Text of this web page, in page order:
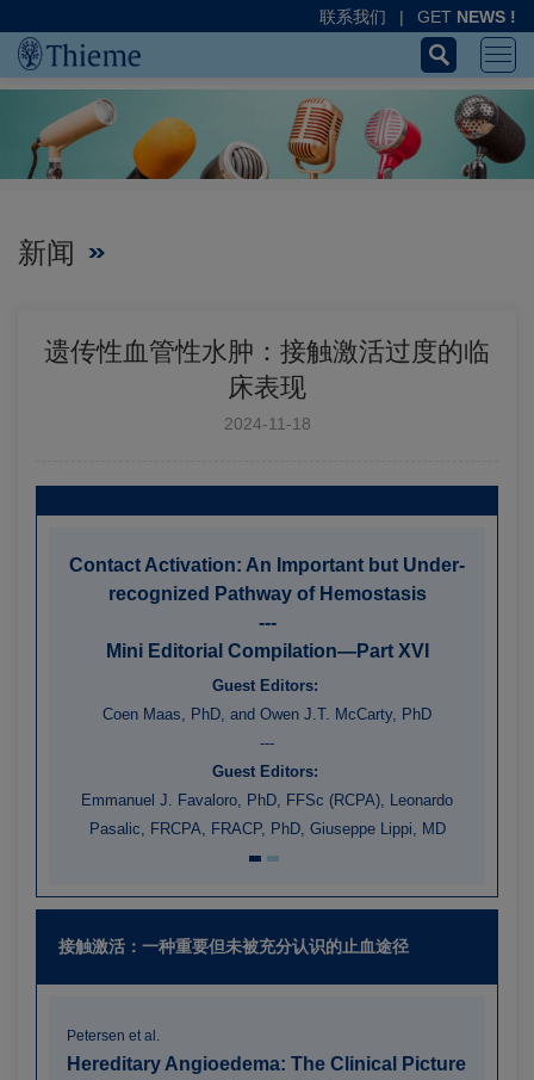
联系我们 | GET NEWS !
新闻
遗传性血管性水肿：接触激活过度的临
床表现
2024-11-18
Contact Activation: An Important but Under-
recognized Pathway of Hemostasis
---
Mini Editorial Compilation—Part XVI
Guest Editors:
Coen Maas, PhD, and Owen J.T. McCarty, PhD
---
Guest Editors:
Emmanuel J. Favaloro, PhD, FFSc (RCPA), Leonardo
Pasalic, FRCPA, FRACP, PhD, Giuseppe Lippi, MD
接触激活： 一种重要但未被充分认识的止血途径
Petersen et al.
Hereditary Angioedema: The Clinical Picture